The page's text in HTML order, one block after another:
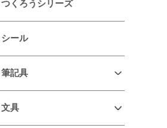
つくろうシリーズ
シール
筆記具
文具